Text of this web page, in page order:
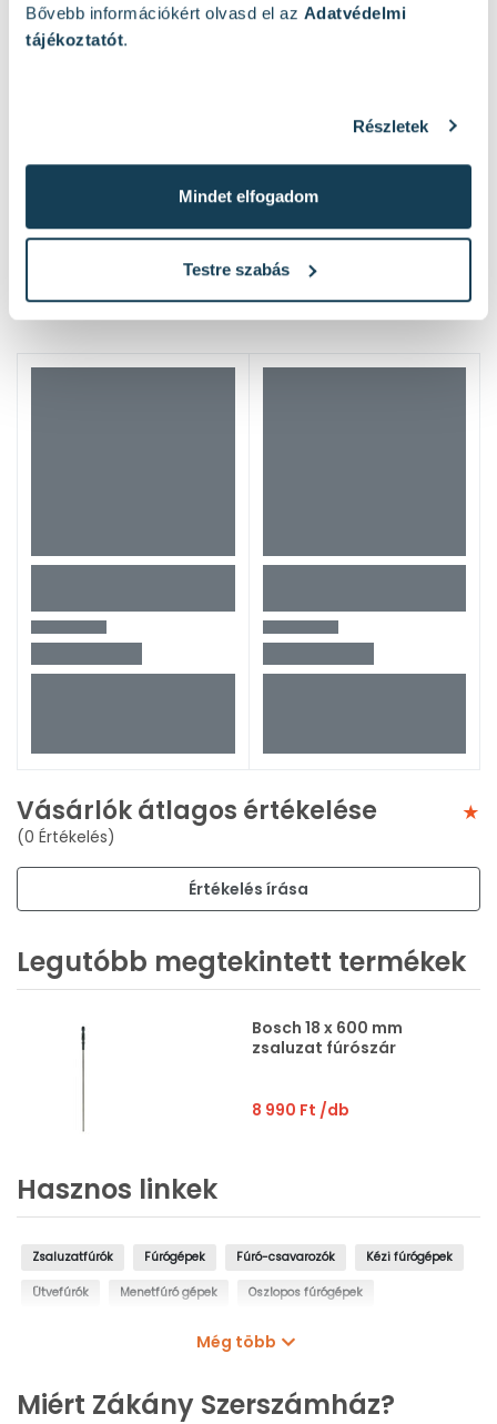
Bővebb információkért olvasd el az Adatvédelmi
tájékoztatót.
Részletek
Mindet elfogadom
Testre szabás
Hasonló termékek
Vásárlók átlagos értékelése
(0 Értékelés)
Értékelés írása
Legutóbb megtekintett termékek
Bosch 18 x 600 mm
zsaluzat fúrószár
8 990 Ft /db
Hasznos linkek
Zsaluzatfúrók Fúrógépek Fúró-csavarozók Kézi fúrógépek
Ütvefúrók Menetfúró gépek Oszlopos fúrógépek
Még több
Miért Zákány Szerszámház?